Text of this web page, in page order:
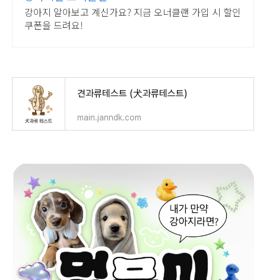
강아지 알아보고 계신가요? 지금 오너클랜 가입 시 할인
쿠폰을 드려요!
견과류테스트 (犬과류테스트)
main.janndk.com